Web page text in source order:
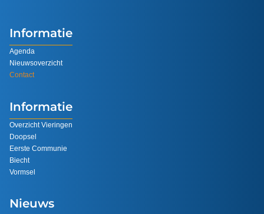
Informatie
Agenda
Nieuwsoverzicht
Contact
Informatie
Overzicht Vieringen
Doopsel
Eerste Communie
Biecht
Vormsel
Nieuws